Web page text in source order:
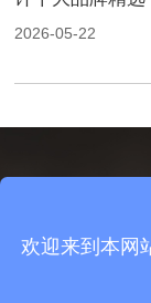
2026-05-22
备案号：豫
欢迎来到本网